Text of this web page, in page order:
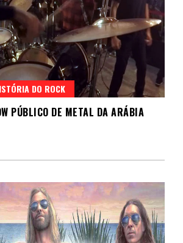
DO ROCK
PÚBLICO DE METAL DA ARÁBIA